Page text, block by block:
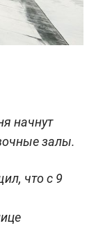
начнут
залы.
что с 9